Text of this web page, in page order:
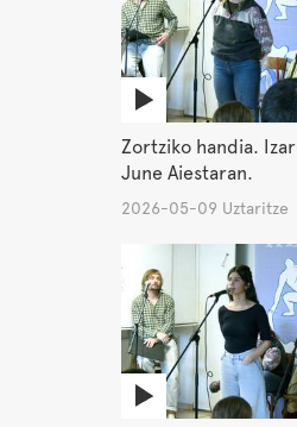
Zortziko handia.
June Aiestaran.
2026-05-09 Uztaritze